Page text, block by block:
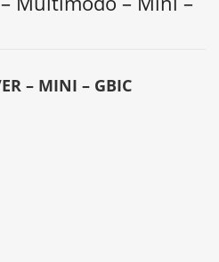
– MINI – GBIC